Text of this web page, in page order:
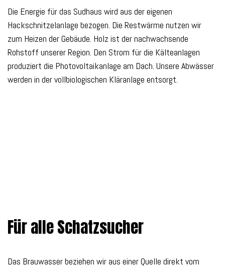
Die Energie für das Sudhaus wird aus der eigenen
Hackschnitzelanlage bezogen. Die Restwärme nutzen wir
zum Heizen der Gebäude. Holz ist der nachwachsende
Rohstoff unserer Region. Den Strom für die Kälteanlagen
produziert die Photovoltaikanlage am Dach. Unsere Abwässer
werden in der vollbiologischen Kläranlage entsorgt.
Für alle Schatzsucher
Das Brauwasser beziehen wir aus einer Quelle direkt vom